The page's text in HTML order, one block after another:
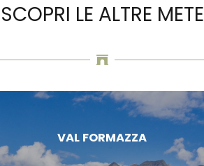
SCOPRI LE ALTRE METE
VAL FORMAZZA